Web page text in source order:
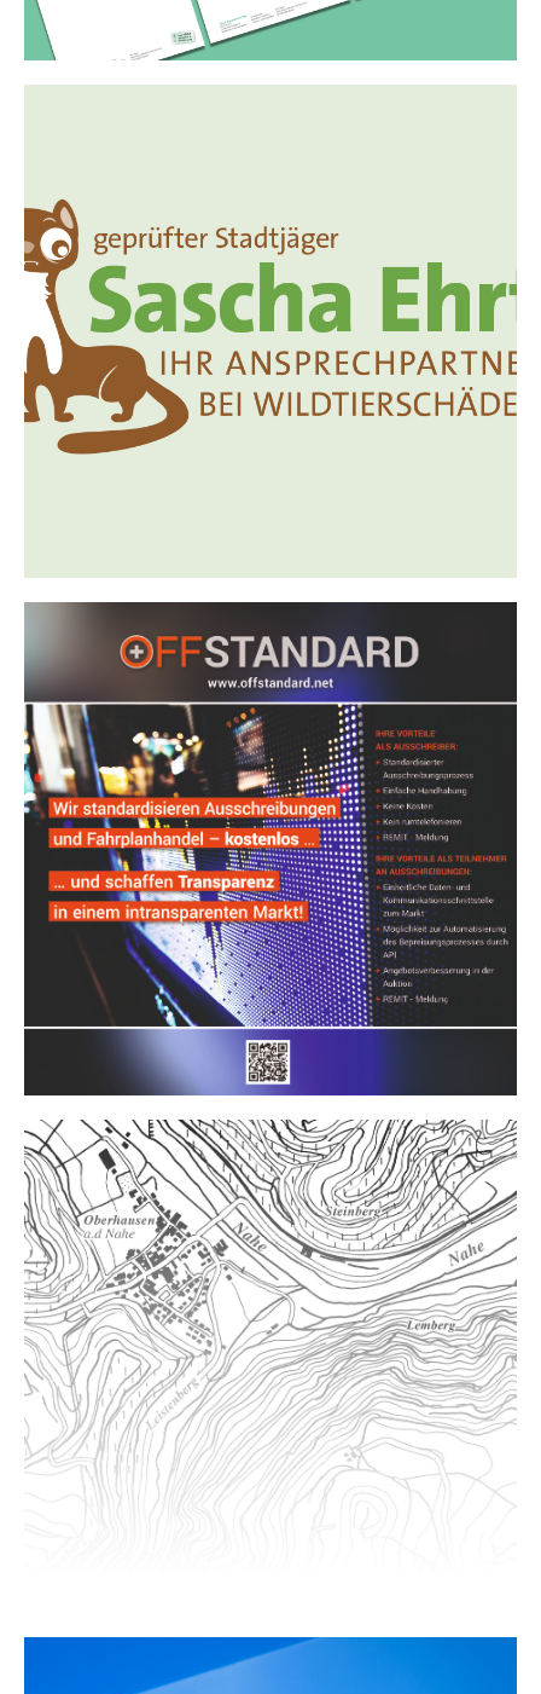
Sascha Ehrt
OFFSTANDARD
Hermannshöhle